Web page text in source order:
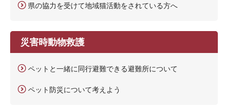
県の協力を受けて地域猫活動をされている方へ
災害時動物救護
ペットと一緒に同行避難できる避難所について
ペット防災について考えよう